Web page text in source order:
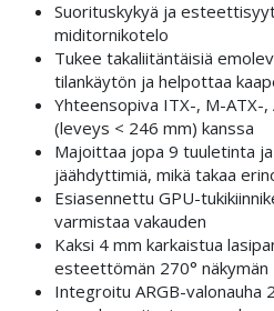
Suorituskykyä ja
miditornikotelo
Tukee takaliitäntäisiä
tilankäytön ja helpottaa
Yhteensopiva ITX-, M-ATX-
(leveys < 246 mm) kanssa
Majoittaa jopa 9 tuuletinta
jäähdyttimiä, mikä takaa
Esiasennettu GPU-
varmistaa vakauden
Kaksi 4 mm karkaistua
esteettömän 270° näkymän
Integroitu ARGB-valonauha